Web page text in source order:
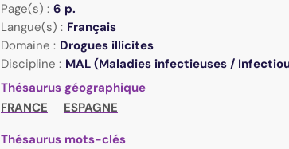
Page(s) : 6 p.
Langue(s) : Français
Domaine : Drogues illicites
Discipline : MAL (Maladies infectieuses /
Thésaurus géographique
FRANCE
ESPAGNE
Thésaurus mots-clés